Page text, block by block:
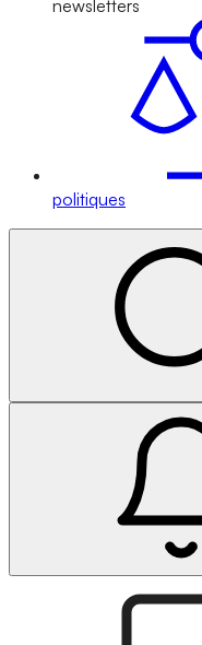
newsletters
politiques